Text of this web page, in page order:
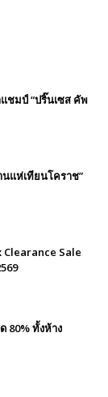
ชมป์ “ปริ๊นเซส คัพ
นแห่เทียนโคราช”
Clearance Sale
80% ทั้งห้าง